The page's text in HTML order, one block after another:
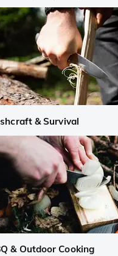
& Survival
& Outdoor Cooking